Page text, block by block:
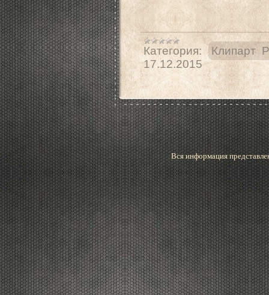
Категория:
Клипарт
17.12.2015
Вся информация